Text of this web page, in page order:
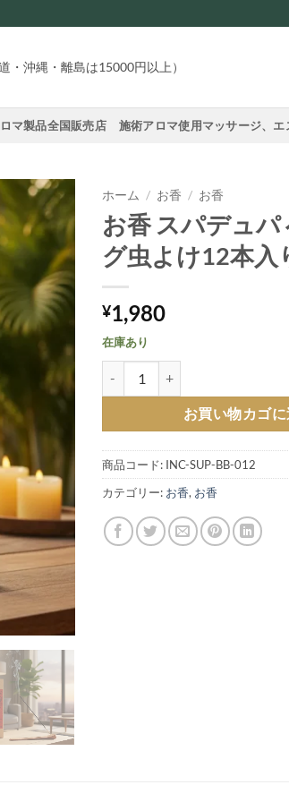
・沖縄・離島は15000円以上）
マ製品全国販売店 施術アロマ使用マッサージ、エ
ホーム / お香 / お香
お香 スパデュパ
グ虫よけ12本入
¥1,980
在庫あり
お買い物カゴ
商品コード: INC-SUP-BB-012
カテゴリー: お香, お香